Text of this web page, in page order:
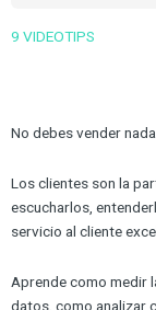
9 VIDEOTIPS
No debes vender
Los clientes son la
escucharlos,
servicio al cliente
Aprende como medir
datos, como analizar